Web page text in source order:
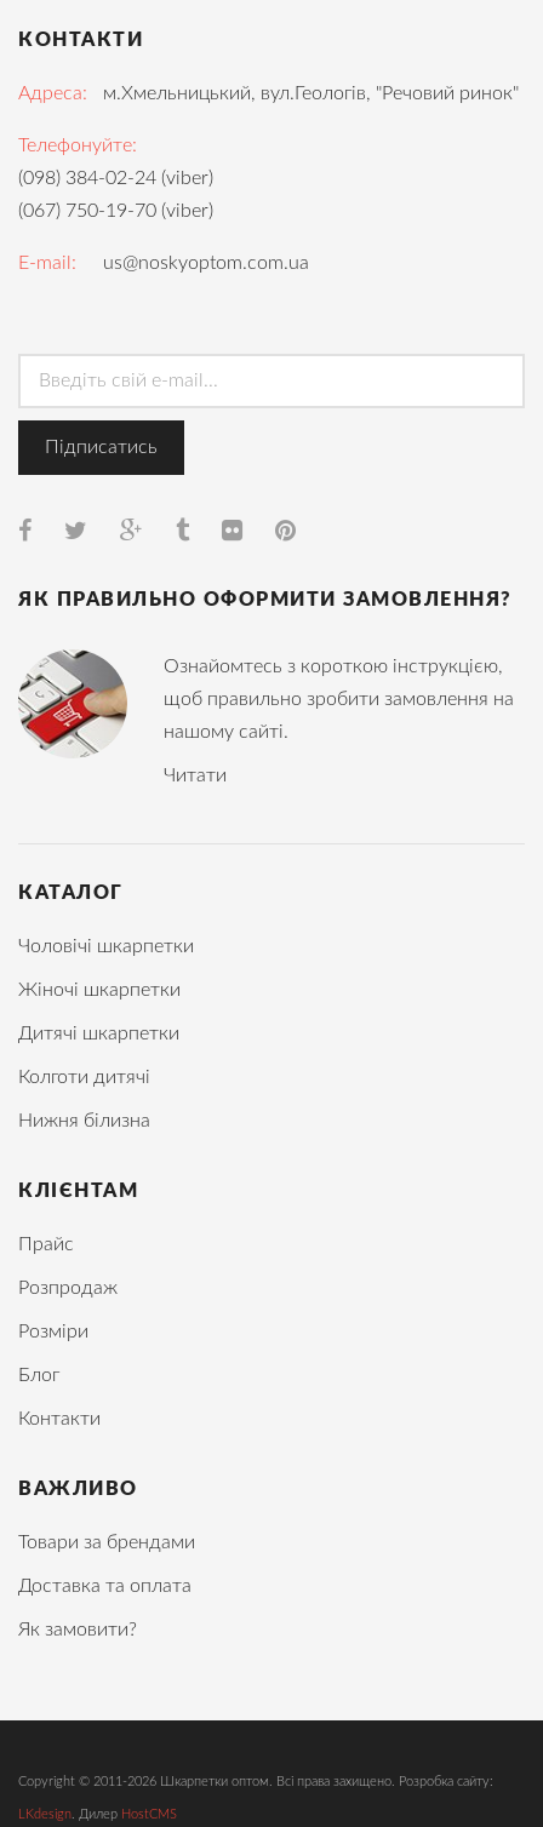
КОНТАКТИ
Адреса: м.Хмельницький, вул.Геологів, "Речовий ринок"
Телефонуйте:
(098) 384-02-24 (viber)
(067) 750-19-70 (viber)
E-mail: us@noskyoptom.com.ua
ЯК ПРАВИЛЬНО ОФОРМИТИ ЗАМОВЛЕННЯ?
Ознайомтесь з короткою інструкцією,
щоб правильно зробити замовлення на
нашому сайті.
Читати
КАТАЛОГ
Чоловічі шкарпетки
Жіночі шкарпетки
Дитячі шкарпетки
Колготи дитячі
Нижня білизна
КЛІЄНТАМ
Прайс
Розпродаж
Розміри
Блог
Контакти
ВАЖЛИВО
Товари за брендами
Доставка та оплата
Як замовити?
Copyright © 2011-2026 Шкарпетки оптом. Всі права захищено. Розробка сайту:
LKdesign . Дилер HostCMS